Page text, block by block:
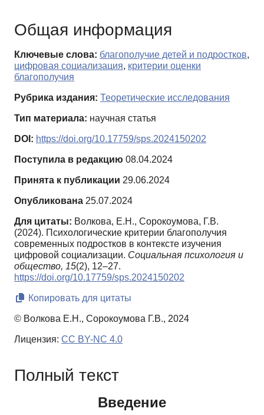
Общая информация
Ключевые слова: благополучие детей и подростков,
цифровая социализация, критерии оценки
благополучия
Рубрика издания: Теоретические исследования
Тип материала: научная статья
DOI: https://doi.org/10.17759/sps.2024150202
Поступила в редакцию 08.04.2024
Принята к публикации 29.06.2024
Опубликована 25.07.2024
Для цитаты: Волкова, Е.Н., Сорокоумова, Г.В.
(2024). Психологические критерии благополучия
современных подростков в контексте изучения
цифровой социализации. Социальная психология и
общество, 15(2), 12–27.
https://doi.org/10.17759/sps.2024150202
Копировать для цитаты
© Волкова Е.Н., Сорокоумова Г.В., 2024
Лицензия: CC BY-NC 4.0
Полный текст
Введение